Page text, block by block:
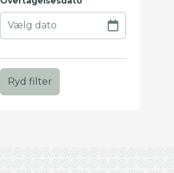
Ryd filter